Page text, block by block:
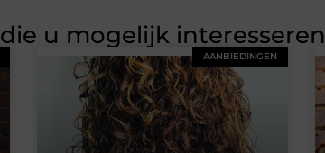
die u mogelijk interesseren
AANBIEDINGEN